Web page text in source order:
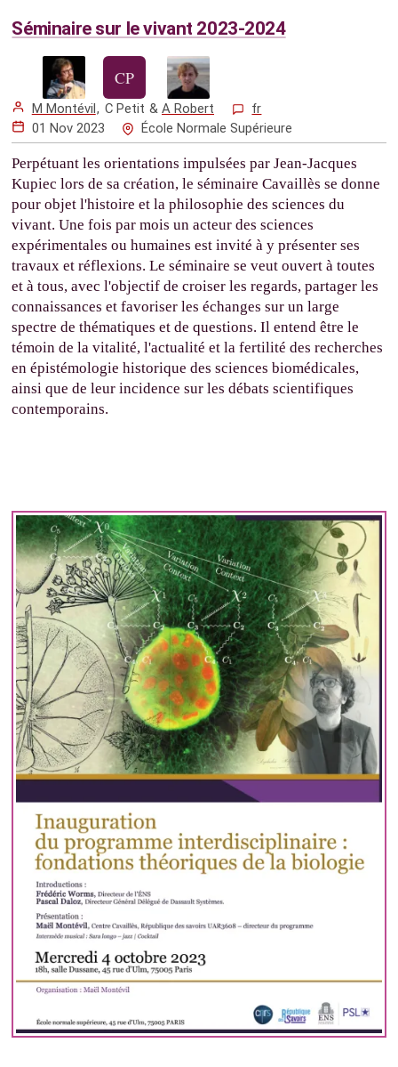
Séminaire sur le vivant 2023-2024
M Montévil, C Petit &A Robert
fr
01 Nov 2023
École Normale Supérieure
Perpétuant les orientations impulsées par Jean-Jacques
Kupiec lors de sa création, le séminaire Cavaillès se donne
pour objet l'histoire et la philosophie des sciences du
vivant. Une fois par mois un acteur des sciences
expérimentales ou humaines est invité à y présenter ses
travaux et réflexions. Le séminaire se veut ouvert à toutes
et à tous, avec l'objectif de croiser les regards, partager les
connaissances et favoriser les échanges sur un large
spectre de thématiques et de questions. Il entend être le
témoin de la vitalité, l'actualité et la fertilité des recherches
en épistémologie historique des sciences biomédicales,
ainsi que de leur incidence sur les débats scientifiques
contemporains.